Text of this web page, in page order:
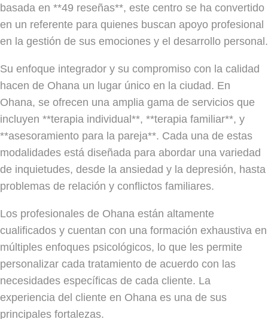
basada en **49 reseñas**, este centro se ha convertido
en un referente para quienes buscan apoyo profesional
en la gestión de sus emociones y el desarrollo personal.
Su enfoque integrador y su compromiso con la calidad
hacen de Ohana un lugar único en la ciudad. En
Ohana, se ofrecen una amplia gama de servicios que
incluyen **terapia individual**, **terapia familiar**, y
**asesoramiento para la pareja**. Cada una de estas
modalidades está diseñada para abordar una variedad
de inquietudes, desde la ansiedad y la depresión, hasta
problemas de relación y conflictos familiares.
Los profesionales de Ohana están altamente
cualificados y cuentan con una formación exhaustiva en
múltiples enfoques psicológicos, lo que les permite
personalizar cada tratamiento de acuerdo con las
necesidades específicas de cada cliente. La
experiencia del cliente en Ohana es una de sus
principales fortalezas.